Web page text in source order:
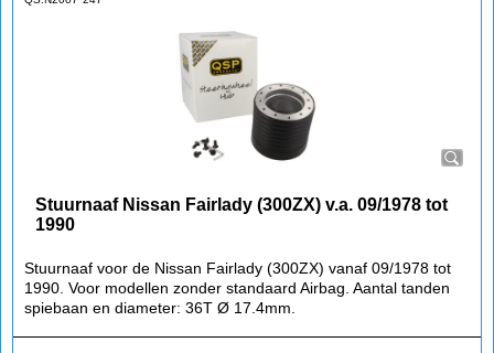
Stuurnaaf Nissan Fairlady (300ZX) v.a. 09/1978 tot
1990
Stuurnaaf voor de Nissan Fairlady (300ZX) vanaf 09/1978 tot
1990. Voor modellen zonder standaard Airbag. Aantal tanden
spiebaan en diameter: 36T Ø 17.4mm.